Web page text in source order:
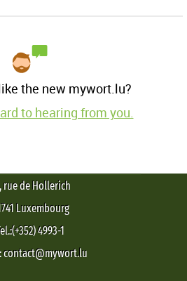
the new mywort.lu?
to hearing from you.
rue de Hollerich
Luxembourg
4993-1
contact@mywort.lu